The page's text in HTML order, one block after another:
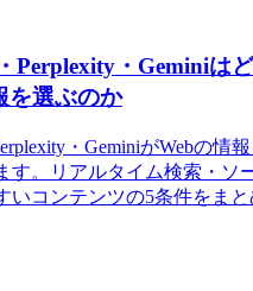
Perplexity・Geminiは
を選ぶのか
・GeminiがWebの情
す。リアルタイム検索・ソ
いコンテンツの5条件をまと